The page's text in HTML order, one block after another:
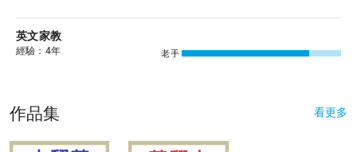
英文家教
經驗：4年 老手
作品集 看更多